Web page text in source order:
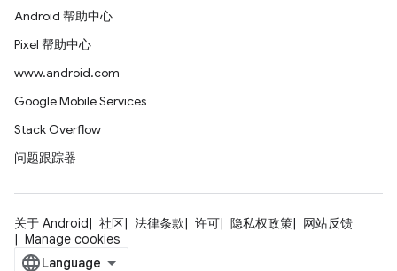
Android 帮助中心
Pixel 帮助中心
www.android.com
Google Mobile Services
Stack Overflow
问题跟踪器
关于 Android 社区 法律条款 许可 隐私权政策
网站反馈
Manage cookies